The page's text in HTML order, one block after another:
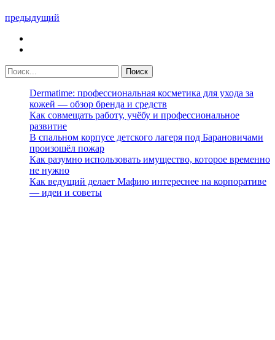
предыдущий
Dermatime: профессиональная косметика для ухода за
кожей — обзор бренда и средств
Как совмещать работу, учёбу и профессиональное
развитие
В спальном корпусе детского лагеря под Барановичами
произошёл пожар
Как разумно использовать имущество, которое временно
не нужно
Как ведущий делает Мафию интереснее на корпоративе
— идеи и советы